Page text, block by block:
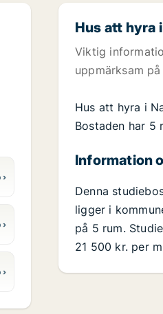
Hus att hyra
Viktig
uppmärksam
Hus att hyra i
Bostaden har 5
Information
Denna
ligger i
på 5 rum.
21 500 kr. per